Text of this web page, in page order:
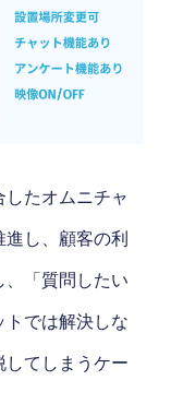
たオムニチャ
し、顧客の利
、「質問したい
トでは解決しな
してしまうケー